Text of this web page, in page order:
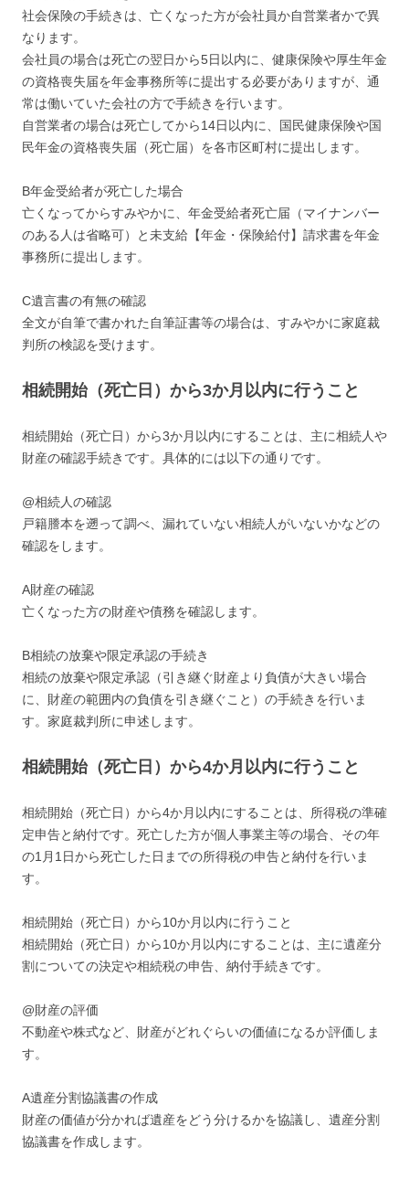
社会保険の手続きは、亡くなった方が会社員か自営業者かで異
なります。
会社員の場合は死亡の翌日から5日以内に、健康保険や厚生年金
の資格喪失届を年金事務所等に提出する必要がありますが、通
常は働いていた会社の方で手続きを行います。
自営業者の場合は死亡してから14日以内に、国民健康保険や国
民年金の資格喪失届（死亡届）を各市区町村に提出します。
B年金受給者が死亡した場合
亡くなってからすみやかに、年金受給者死亡届（マイナンバー
のある人は省略可）と未支給【年金・保険給付】請求書を年金
事務所に提出します。
C遺言書の有無の確認
全文が自筆で書かれた自筆証書等の場合は、すみやかに家庭裁
判所の検認を受けます。
相続開始（死亡日）から3か月以内に行うこと
相続開始（死亡日）から3か月以内にすることは、主に相続人や
財産の確認手続きです。具体的には以下の通りです。
@相続人の確認
戸籍謄本を遡って調べ、漏れていない相続人がいないかなどの
確認をします。
A財産の確認
亡くなった方の財産や債務を確認します。
B相続の放棄や限定承認の手続き
相続の放棄や限定承認（引き継ぐ財産より負債が大きい場合
に、財産の範囲内の負債を引き継ぐこと）の手続きを行いま
す。家庭裁判所に申述します。
相続開始（死亡日）から4か月以内に行うこと
相続開始（死亡日）から4か月以内にすることは、所得税の準確
定申告と納付です。死亡した方が個人事業主等の場合、その年
の1月1日から死亡した日までの所得税の申告と納付を行いま
す。
相続開始（死亡日）から10か月以内に行うこと
相続開始（死亡日）から10か月以内にすることは、主に遺産分
割についての決定や相続税の申告、納付手続きです。
@財産の評価
不動産や株式など、財産がどれぐらいの価値になるか評価しま
す。
A遺産分割協議書の作成
財産の価値が分かれば遺産をどう分けるかを協議し、遺産分割
協議書を作成します。